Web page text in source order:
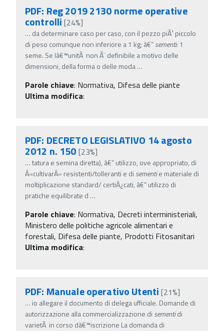
PDF: Reg 2019 2130 norme operative
controlli[24%]
… da determinare caso per caso, con il pezzo piÃ¹ piccolo
di peso comunque non inferiore a 1 kg; â€”sementi: 1
seme. Se lâ€™unitÃ non Ã¨ definibile a motivo delle
dimensioni, della forma o delle moda…
Parole chiave: Normativa, Difesa delle piante
Ultima modifica:
PDF: DECRETO LEGISLATIVO 14 agosto
2012 n. 150 [23%]
…tatura e semina diretta), â€” utilizzo, ove appropriato, di
Â«cultivarÂ» resistenti/tolleranti e di sementie materiale di
moltiplicazione standard/ certiÂ¿cati, â€” utilizzo di
pratiche equilibrate d …
Parole chiave: Normativa, Decreti interministeriali,
Ministero delle politiche agricole alimentari e
forestali, Difesa delle piante, Prodotti Fitosanitari
Ultima modifica:
PDF: Manuale operativo Utenti [21%]
… io allegare il documento di delega ufficiale. Domande di
autorizzazione alla commercializzazione di sementidi
varietÃ in corso dâ€™iscrizione La domanda di